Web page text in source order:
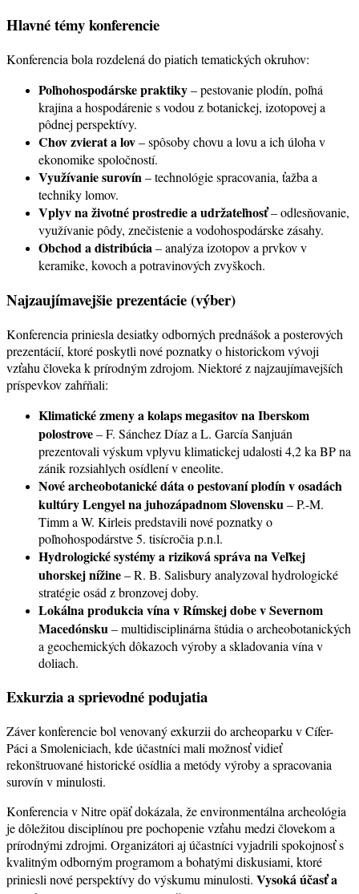
Hlavné témy konferencie
Konferencia bola rozdelená do piatich tematických okruhov:
Poľnohospodárske praktiky– pestovanie plodín, poľná
krajina a hospodárenie s vodou z botanickej, izotopovej a
pôdnej perspektívy.
Chov zvierat a lov– spôsoby chovu a lovu a ich úloha v
ekonomike spoločností.
Využívanie surovín– technológie spracovania, ťažba a
techniky lomov.
Vplyv na životné prostredie a udržateľnosť– odlesňovanie,
využívanie pôdy, znečistenie a vodohospodárske zásahy.
Obchod a distribúcia– analýza izotopov a prvkov v
keramike, kovoch a potravinových zvyškoch.
Najzaujímavejšie prezentácie (výber)
Konferencia priniesla desiatky odborných prednášok a posterových
prezentácií, ktoré poskytli nové poznatky o historickom vývoji
vzťahu človeka k prírodným zdrojom. Niektoré z najzaujímavejších
príspevkov zahŕňali:
Klimatické zmeny a kolaps megasitov na Iberskom
polostrove– F. Sánchez Díaz a L. García Sanjuán
prezentovali výskum vplyvu klimatickej udalosti 4,2 ka BP na
zánik rozsiahlych osídlení v eneolite.
Nové archeobotanické dáta o pestovaní plodín v osadách
kultúry Lengyel na juhozápadnom Slovensku– P.-M.
Timm a W. Kirleis predstavili nové poznatky o
poľnohospodárstve 5. tisícročia p.n.l.
Hydrologické systémy a riziková správa na Veľkej
uhorskej nížine– R. B. Salisbury analyzoval hydrologické
stratégie osád z bronzovej doby.
Lokálna produkcia vína v Rímskej dobe v Severnom
Macedónsku– multidisciplinárna štúdia o archeobotanických
a geochemických dôkazoch výroby a skladovania vína v
doliach.
Exkurzia a sprievodné podujatia
Záver konferencie bol venovaný exkurzii do archeoparku v Cífer-
Páci a Smoleniciach, kde účastníci mali možnosť vidieť
rekonštruované historické osídlia a metódy výroby a spracovania
surovín v minulosti.
Konferencia v Nitre opäť dokázala, že environmentálna archeológia
je dôležitou disciplínou pre pochopenie vzťahu medzi človekom a
prírodnými zdrojmi. Organizátori aj účastníci vyjadrili spokojnosť s
kvalitným odborným programom a bohatými diskusiami, ktoré
priniesli nové perspektívy do výskumu minulosti. Vysoká účasť a